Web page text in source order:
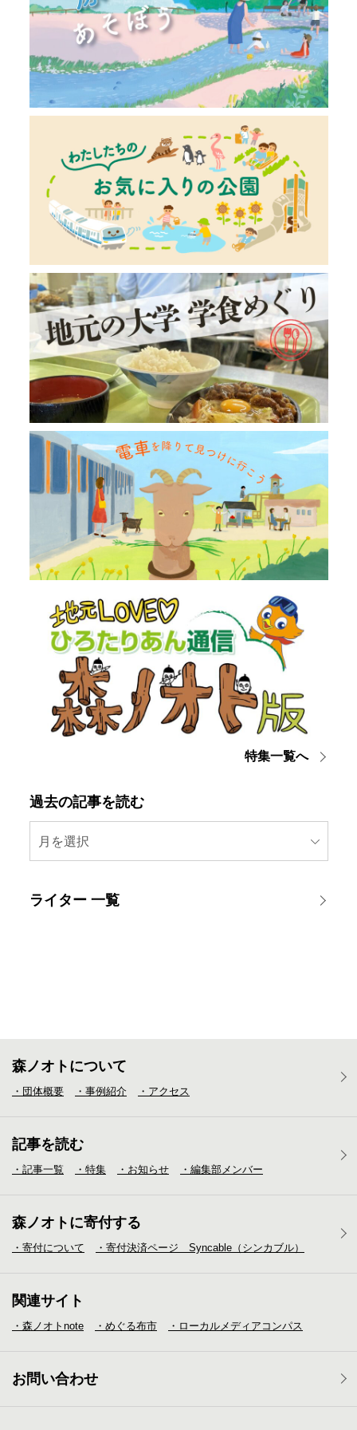
特集一覧へ
過去の記事を読む
月を選択
ライター 一覧
森ノオトについて
・団体概要 ・事例紹介 ・アクセス
記事を読む
・記事一覧 ・特集 ・お知らせ ・編集部メンバー
森ノオトに寄付する
・寄付について ・寄付決済ページ Syncable（シンカブル）
関連サイト
・森ノオトnote ・めぐる布市 ・ローカルメディア コンパス
お問い合わせ